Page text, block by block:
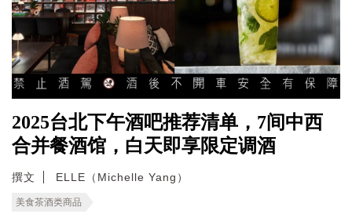
2025台北下午酒吧推荐清单，7间中西
合并餐酒馆，白天即享限定调酒
撰文 ELLE（Michelle Yang）
美食茶酒类商品